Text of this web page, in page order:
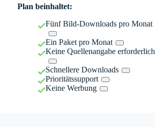
Plan beinhaltet:
Fünf Bild-Downloads pro Monat
Ein Paket pro Monat
Keine Quellenangabe erforderlich
Schnellere Downloads
Prioritätssupport
Keine Werbung